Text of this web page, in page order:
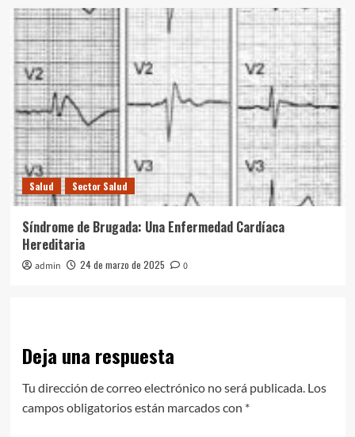
Salud Sector Salud
Síndrome de Brugada: Una Enfermedad Cardíaca
Hereditaria
admin 24 de marzo de 2025 0
Deja una respuesta
Tu dirección de correo electrónico no será publicada. Los
campos obligatorios están marcados con *